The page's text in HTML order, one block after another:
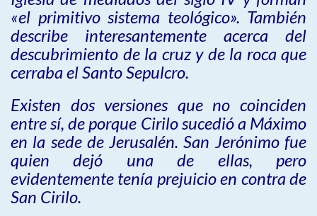
«el primitivo sistema teológico». También
describe interesantemente acerca del
descubrimiento de la cruz y de la roca que
cerraba el Santo Sepulcro.
Existen dos versiones que no coinciden
entre sí, de porque Cirilo sucedió a Máximo
en la sede de Jerusalén. San Jerónimo fue
quien dejó una de ellas, pero
evidentemente tenía prejuicio en contra de
San Cirilo.